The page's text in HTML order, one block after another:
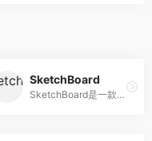
SketchBoard
SketchBoard是一款呆萌的思维导图工具，制作出来的思维导图就像你的手写稿